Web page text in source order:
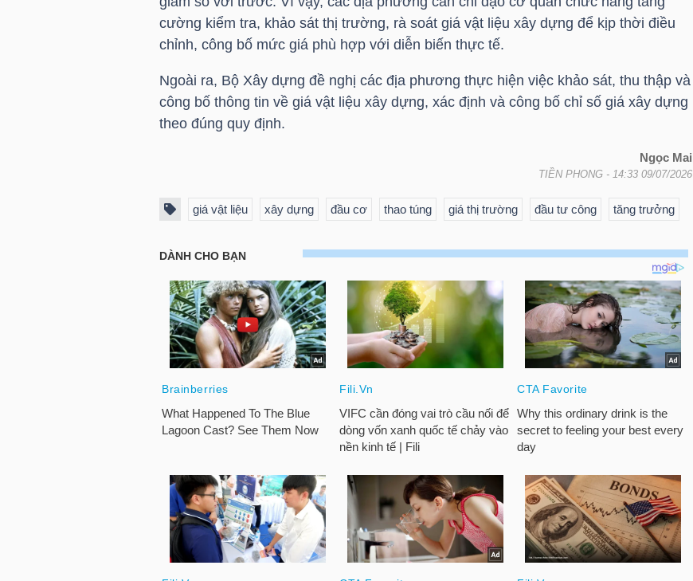
cường kiểm tra, khảo sát thị trường, rà soát giá vật liệu xây dựng để kịp thời điều
chỉnh, công bố mức giá phù hợp với diễn biến thực tế.
Ngoài ra, Bộ Xây dựng đề nghị các địa phương thực hiện việc khảo sát, thu thập và
công bố thông tin về giá vật liệu xây dựng, xác định và công bố chỉ số giá xây dựng
theo đúng quy định.
Ngọc Mai
TIỀN PHONG - 14:33 09/07/2026
giá vật liệu xây dựng đầu cơ thao túng giá thị trường đầu tư công tăng trưởng